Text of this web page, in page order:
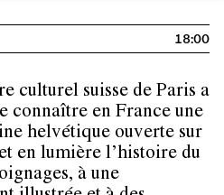
18:00
culturel suisse de Paris a
connaître en France une
helvétique ouverte sur
en lumière l’histoire du
à une